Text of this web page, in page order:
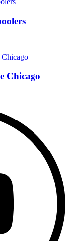
Chicago